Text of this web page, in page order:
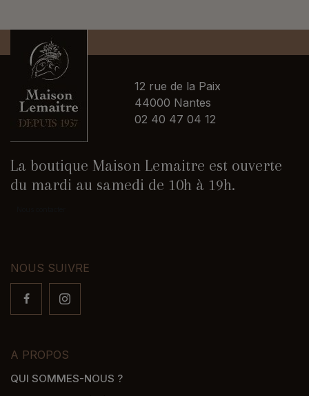
12 rue de la Paix
44000 Nantes
02 40 47 04 12
La boutique Maison Lemaitre est ouverte
du mardi au samedi de 10h à 19h.
NOUS SUIVRE
A PROPOS
QUI SOMMES-NOUS ?